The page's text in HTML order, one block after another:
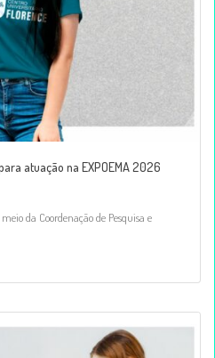
atuação na EXPOEMA 2026
da Coordenação de Pesquisa e